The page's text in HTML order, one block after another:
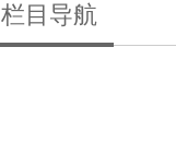
栏目导航